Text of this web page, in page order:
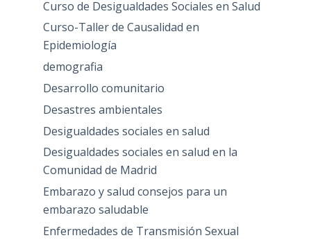
Curso de Desigualdades Sociales en Salud
Curso-Taller de Causalidad en
Epidemiología
demografia
Desarrollo comunitario
Desastres ambientales
Desigualdades sociales en salud
Desigualdades sociales en salud en la
Comunidad de Madrid
Embarazo y salud consejos para un
embarazo saludable
Enfermedades de Transmisión Sexual